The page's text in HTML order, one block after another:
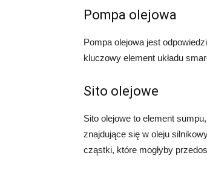
Pompa olejowa
Pompa olejowa jest
kluczowy element układu
Sito olejowe
Sito olejowe to element
znajdujące się w oleju
cząstki, które mogłyby